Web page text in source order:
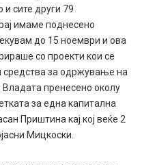
и сите други 79
имаме поднесено
до 15 ноември и ова
со проекти кои се
средства за одржување на
пренесено околу
за една капитална
Приштина кај кој веќе 2
Мицкоски.